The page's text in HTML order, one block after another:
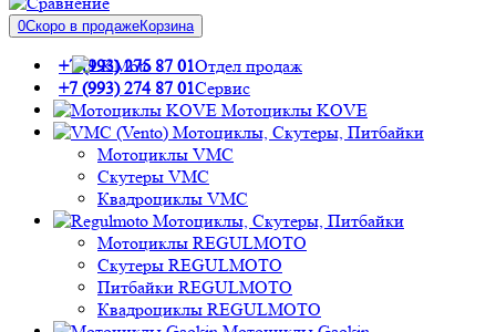
0Скоро в продажеКорзина
+7 (993) 275 87 01Отдел продаж
+7 (993) 274 87 01Сервис
Мотоциклы KOVE
Мотоциклы, Скутеры, Питбайки
Мотоциклы VMC
Скутеры VMC
Квадроциклы VMC
Мотоциклы, Скутеры, Питбайки
Мотоциклы REGULMOTO
Скутеры REGULMOTO
Питбайки REGULMOTO
Квадроциклы REGULMOTO